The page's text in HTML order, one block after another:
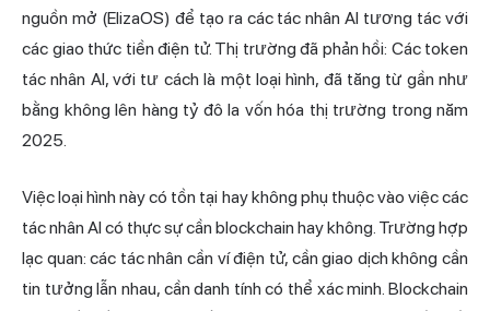
nguồn mở (ElizaOS) để tạo ra các tác nhân AI tương tác với
các giao thức tiền điện tử. Thị trường đã phản hồi: Các token
tác nhân AI, với tư cách là một loại hình, đã tăng từ gần như
bằng không lên hàng tỷ đô la vốn hóa thị trường trong năm
2025.
Việc loại hình này có tồn tại hay không phụ thuộc vào việc các
tác nhân AI có thực sự cần blockchain hay không. Trường hợp
lạc quan: các tác nhân cần ví điện tử, cần giao dịch không cần
tin tưởng lẫn nhau, cần danh tính có thể xác minh. Blockchain